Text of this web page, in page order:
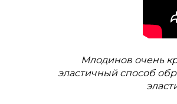
Млодинов очень
эластичный способ